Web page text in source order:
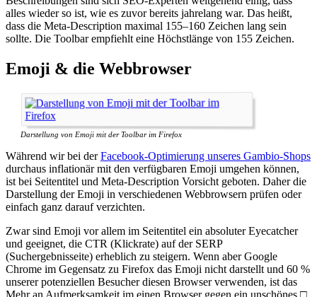
alles wieder so ist, wie es zuvor bereits jahrelang war. Das heißt,
dass die Meta-Description maximal 155–160 Zeichen lang sein
sollte. Die Toolbar empfiehlt eine Höchstlänge von 155 Zeichen.
Emoji & die Webbrowser
Darstellung von Emoji mit der Toolbar im Firefox
Während wir bei derFacebook-Optimierung unseres Gambio-Shops
durchaus inflationär mit den verfügbaren Emoji umgehen können,
ist bei Seitentitel und Meta-Description Vorsicht geboten. Daher die
Darstellung der Emoji in verschiedenen Webbrowsern prüfen oder
einfach ganz darauf verzichten.
Zwar sind Emoji vor allem im Seitentitel ein absoluter Eyecatcher
und geeignet, die CTR (Klickrate) auf der SERP
(Suchergebnisseite) erheblich zu steigern. Wenn aber Google
Chrome im Gegensatz zu Firefox das Emoji nicht darstellt und 60 %
unserer potenziellen Besucher diesen Browser verwenden, ist das
Mehr an Aufmerksamkeit im einen Browser gegen ein unschönes □